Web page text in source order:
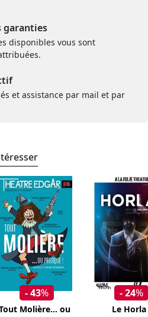
garanties
disponibles vous sont
et assistance par mail et par
- 43%
Molière... ou
- 24%
Le Horla